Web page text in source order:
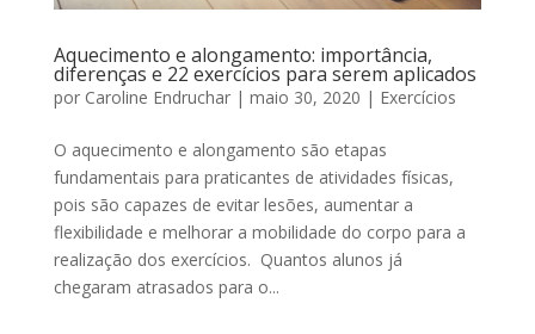
Aquecimento e alongamento: importância,
diferenças e 22 exercícios para serem aplicados
por Caroline Endruchar| maio 30, 2020 | Exercícios
O aquecimento e alongamento são etapas
fundamentais para praticantes de atividades físicas,
pois são capazes de evitar lesões, aumentar a
flexibilidade e melhorar a mobilidade do corpo para a
realização dos exercícios. Quantos alunos já
chegaram atrasados para o...